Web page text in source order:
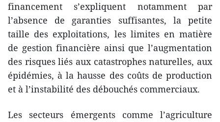
financement s’expliquent notamment par
l’absence de garanties suffisantes, la petite
taille des exploitations, les limites en matière
de gestion financière ainsi que l’augmentation
des risques liés aux catastrophes naturelles, aux
épidémies, à la hausse des coûts de production
et à l’instabilité des débouchés commerciaux.
Les secteurs émergents comme l’agriculture